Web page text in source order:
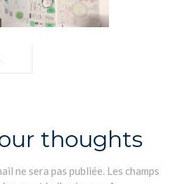
thoughts
ne sera pas publiée. Les champs